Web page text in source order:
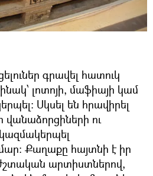
գրավել հատուկ
լոտոյի, մաֆիայի կամ
Սկսել են հրավիրել
ու
Քաղաքը հայտնի է իր
արտիստներով,